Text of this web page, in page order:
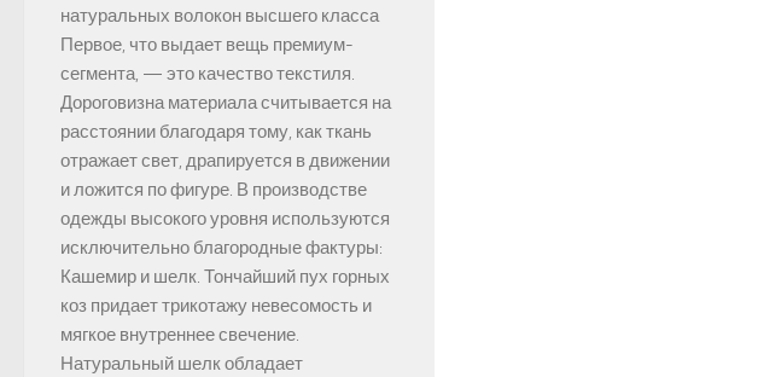
натуральных волокон высшего класса
Первое, что выдает вещь премиум-
сегмента, — это качество текстиля.
Дороговизна материала считывается на
расстоянии благодаря тому, как ткань
отражает свет, драпируется в движении
и ложится по фигуре. В производстве
одежды высокого уровня используются
исключительно благородные фактуры:
Кашемир и шелк. Тончайший пух горных
коз придает трикотажу невесомость и
мягкое внутреннее свечение.
Натуральный шелк обладает